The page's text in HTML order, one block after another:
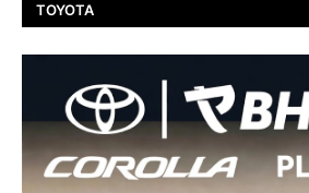
TOYOTA